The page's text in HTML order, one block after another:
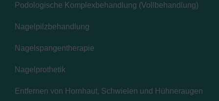
Podologische Komplexbehandlung (Vollbehandlung)
Nagelpilzbehandlung
Nagelspangentherapie
Nagelprothetik
Entfernen von Hornhaut, Schwielen und Hühneraugen